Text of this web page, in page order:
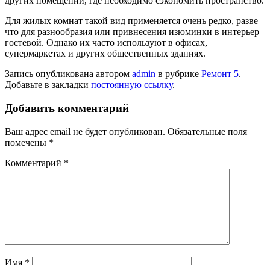
Для жилых комнат такой вид применяется очень редко, разве
что для разнообразия или привнесения изюминки в интерьер
гостевой. Однако их часто используют в офисах,
супермаркетах и других общественных зданиях.
Запись опубликована автором admin в рубрике Ремонт 5.
Добавьте в закладки постоянную ссылку.
Добавить комментарий
Ваш адрес email не будет опубликован. Обязательные поля
помечены *
Комментарий *
Имя *